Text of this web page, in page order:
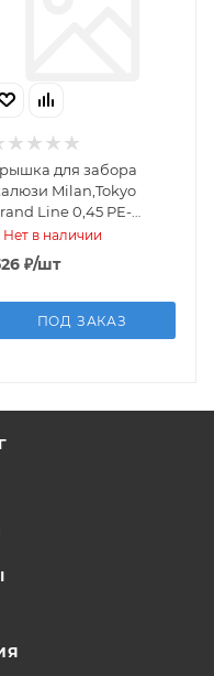
для забора
Milan,Tokyo
Line 0,45 PE-
RAL 7024
асфальт (2,5м)
Нет в наличии
₽/шт
ПОД ЗАКАЗ